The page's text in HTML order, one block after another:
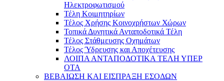
Ηλεκτροφωτισμού
Τέλη Κοιμητηρίων
Τέλος Χρήσης Κοινοχρήστων Χώρων
Τοπικά Δυνητικά Ανταποδοτικά Τέλη
Τέλος Στάθμευσης Οχημάτων
Τέλος Ύδρευσης και Αποχέτευσης
ΛΟΙΠΑ ΑΝΤΑΠΟΔΟΤΙΚΑ ΤΕΛΗ ΥΠΕΡ
ΟΤΑ
ΒΕΒΑΙΩΣΗ ΚΑΙ ΕΙΣΠΡΑΞΗ ΕΣΟΔΩΝ